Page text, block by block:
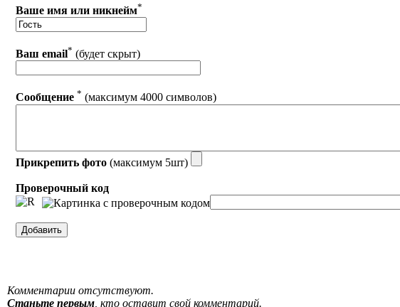
Ваше имя или никнейм*
Ваш email* (будет скрыт)
Сообщение * (максимум 4000 символов)
Прикрепить фото (максимум 5шт)
Проверочный код
Комментарии отсутствуют.
Станьте первым, кто оставит свой комментарий.